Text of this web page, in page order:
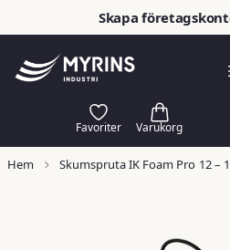
Skapa
Hem Skumspruta IK Foam Pro 12 –